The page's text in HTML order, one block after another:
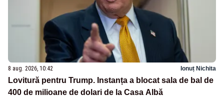
8 aug. 2026, 10:42 Ionuț Nichita
Lovitură pentru Trump. Instanța a blocat sala de bal de
400 de milioane de dolari de la Casa Albă